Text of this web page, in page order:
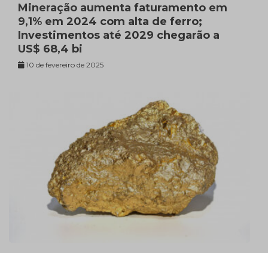
Mineração aumenta faturamento em
9,1% em 2024 com alta de ferro;
Investimentos até 2029 chegarão a
US$ 68,4 bi
10 de fevereiro de 2025